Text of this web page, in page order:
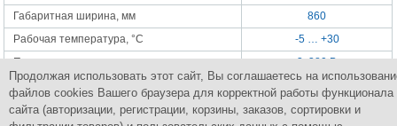
Габаритная ширина, мм
860
Рабочая температура, °C
-5 … +30
Питание
3x380 В
Мощность двигателя подъема, кВт
Масса, кг
750
Продолжая использовать этот сайт, Вы соглашаетесь на
файлов cookies Вашего браузера для корректной работы функционала
сайта (авторизации, регистрации, корзины, заказов, сортировки и